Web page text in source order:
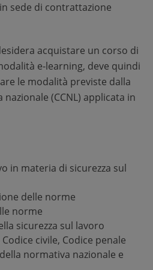
sede di contrattazione
acquistare un corso di
e-learning, deve quindi
le modalità previste dalla
(CCNL) applicata in
in materia di sicurezza sul
delle norme
norme
sicurezza sul lavoro
civile, Codice penale
normativa nazionale e